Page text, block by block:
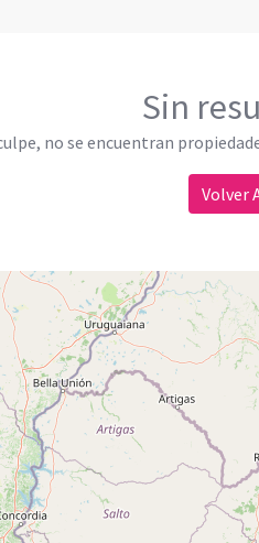
Sin
no se encuentran
Volver